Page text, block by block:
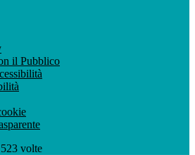
il Pubblico
523 volte